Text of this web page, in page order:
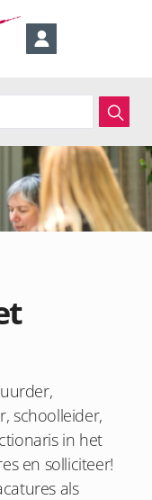
schoolleider,
in het
en solliciteer!
als